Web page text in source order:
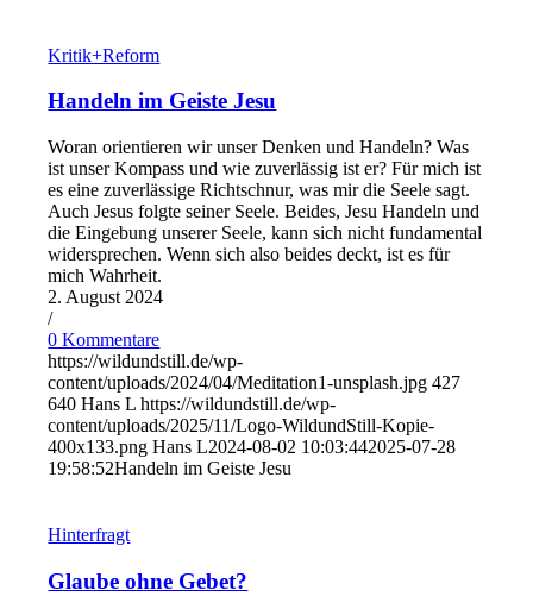
Kritik+Reform
Handeln im Geiste Jesu
Woran orientieren wir unser Denken und Handeln? Was
ist unser Kompass und wie zuverlässig ist er? Für mich ist
es eine zuverlässige Richtschnur, was mir die Seele sagt.
Auch Jesus folgte seiner Seele. Beides, Jesu Handeln und
die Eingebung unserer Seele, kann sich nicht fundamental
widersprechen. Wenn sich also beides deckt, ist es für
mich Wahrheit.
2. August 2024
/
0 Kommentare
https://wildundstill.de/wp-
content/uploads/2024/04/Meditation1-unsplash.jpg 427
640 Hans L https://wildundstill.de/wp-
content/uploads/2025/11/Logo-WildundStill-Kopie-
400x133.png Hans L2024-08-02 10:03:442025-07-28
19:58:52Handeln im Geiste Jesu
Hinterfragt
Glaube ohne Gebet?